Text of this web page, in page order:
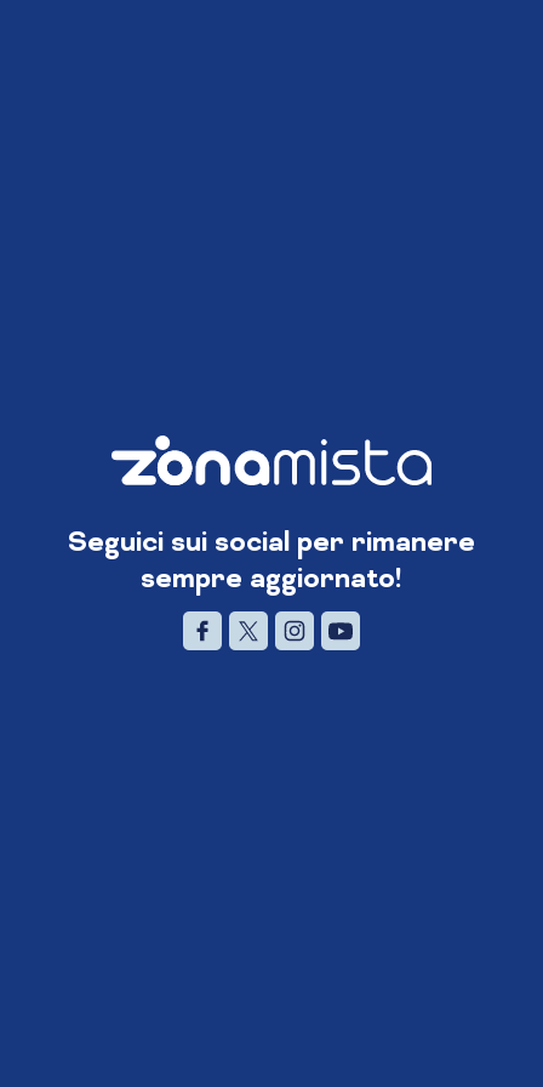
Seguici sui social per rimanere
sempre aggiornato!